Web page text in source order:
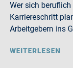
Wer sich
Karriereschritt
Arbeitgebern ins
WEITERLESEN